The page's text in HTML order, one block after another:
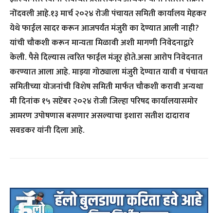
नोंदवली आहे.१३ मार्च २०२४ रोजी पंचायत समिती कार्यालय मेहकर
येथे फाईल सादर करून आजपर्यंत मंजुरी का देण्यात आली नाही?
यांची चौकशी करून मान्यता मिळावी अशी मागणी निवेदनाद्वारे
केली. पैसे दिल्यास त्वरित फाईल मंजूर होते.असा आरोप निवेदनात
करण्यात आला आहे. माझ्या गोठ्याला मंजुरी देण्यात यावी व पंचायत
समितीच्या योजनांची विशेष समिती मार्फत चौकशी करावी अन्यथा
मी दिनांक १५ सप्टेंबर २०२४ रोजी जिल्हा परिषद कार्यालयासमोर
आमरण उपोषणास बसणार असल्याचा इशारा सतीश दादाराव
सवडकर यांनी दिला आहे.